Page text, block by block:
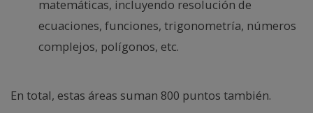
matemáticas, incluyendo resolución de
ecuaciones, funciones, trigonometría, números
complejos, polígonos, etc.
En total, estas áreas suman 800 puntos también.